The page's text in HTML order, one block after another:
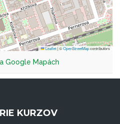
Leaflet|©OpenStreetMapcontributors
Google Mapách
KURZOV